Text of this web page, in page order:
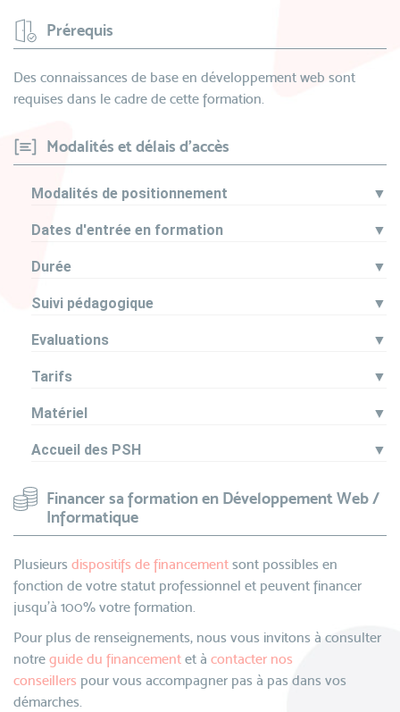
Prérequis
Des connaissances de base en développement web sont
requises dans le cadre de cette formation.
Modalités et délais d'accès
Modalités de positionnement ▼
Dates d'entrée en formation ▼
Durée ▼
Suivi pédagogique ▼
Evaluations ▼
Tarifs ▼
Matériel ▼
Accueil des PSH ▼
Financer sa formation en Développement Web /
Informatique
Plusieurs dispositifs de financement sont possibles en
fonction de votre statut professionnel et peuvent financer
jusqu’à 100% votre formation.
Pour plus de renseignements, nous vous invitons à consulter
notre guide du financement et à contacter nos
conseillers pour vous accompagner pas à pas dans vos
démarches.